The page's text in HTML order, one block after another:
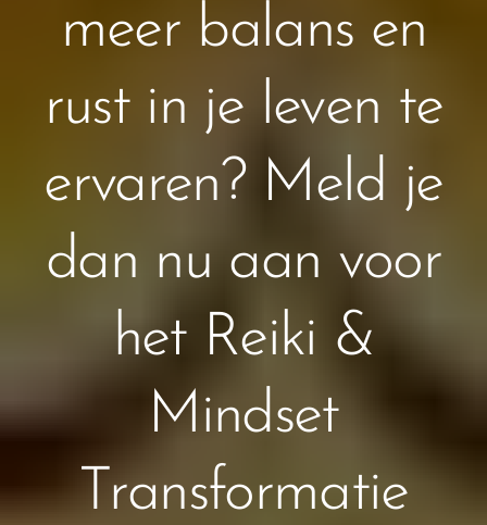
meer balans en
rust in je leven te
ervaren? Meld je
dan nu aan voor
het Reiki &
Mindset
Transformatie